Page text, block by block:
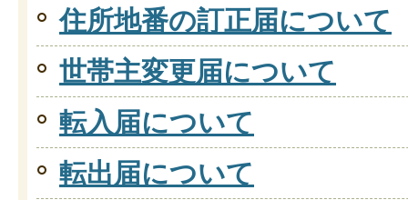
住所地番の訂正届について
世帯主変更届について
転入届について
転出届について